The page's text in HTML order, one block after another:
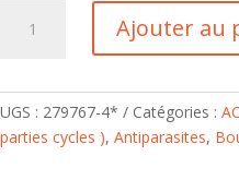
Ajouter au
UGS : 279767-4* Catégories :
parties cycles ), Antiparasites,